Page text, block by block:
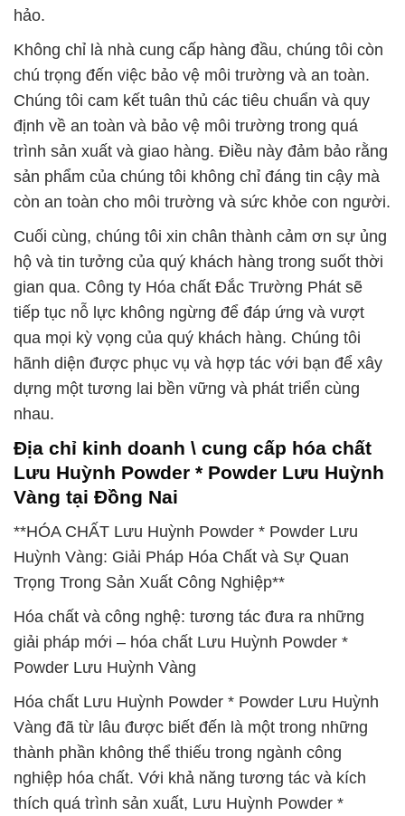
hảo.
Không chỉ là nhà cung cấp hàng đầu, chúng tôi còn
chú trọng đến việc bảo vệ môi trường và an toàn.
Chúng tôi cam kết tuân thủ các tiêu chuẩn và quy
định về an toàn và bảo vệ môi trường trong quá
trình sản xuất và giao hàng. Điều này đảm bảo rằng
sản phẩm của chúng tôi không chỉ đáng tin cậy mà
còn an toàn cho môi trường và sức khỏe con người.
Cuối cùng, chúng tôi xin chân thành cảm ơn sự ủng
hộ và tin tưởng của quý khách hàng trong suốt thời
gian qua. Công ty Hóa chất Đắc Trường Phát sẽ
tiếp tục nỗ lực không ngừng để đáp ứng và vượt
qua mọi kỳ vọng của quý khách hàng. Chúng tôi
hãnh diện được phục vụ và hợp tác với bạn để xây
dựng một tương lai bền vững và phát triển cùng
nhau.
Địa chỉ kinh doanh \ cung cấp hóa chất
Lưu Huỳnh Powder * Powder Lưu Huỳnh
Vàng tại Đồng Nai
**HÓA CHẤT Lưu Huỳnh Powder * Powder Lưu
Huỳnh Vàng: Giải Pháp Hóa Chất và Sự Quan
Trọng Trong Sản Xuất Công Nghiệp**
Hóa chất và công nghệ: tương tác đưa ra những
giải pháp mới – hóa chất Lưu Huỳnh Powder *
Powder Lưu Huỳnh Vàng
Hóa chất Lưu Huỳnh Powder * Powder Lưu Huỳnh
Vàng đã từ lâu được biết đến là một trong những
thành phần không thể thiếu trong ngành công
nghiệp hóa chất. Với khả năng tương tác và kích
thích quá trình sản xuất, Lưu Huỳnh Powder *